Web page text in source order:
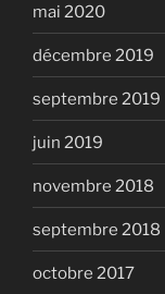
mai 2020
décembre 2019
septembre 2019
juin 2019
novembre 2018
septembre 2018
octobre 2017